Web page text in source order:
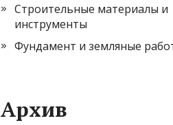
Строительные материалы и
инструменты
Фундамент и земляные
Архив